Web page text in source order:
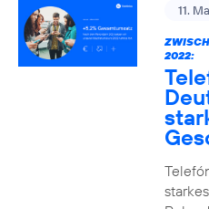
11.
2022: